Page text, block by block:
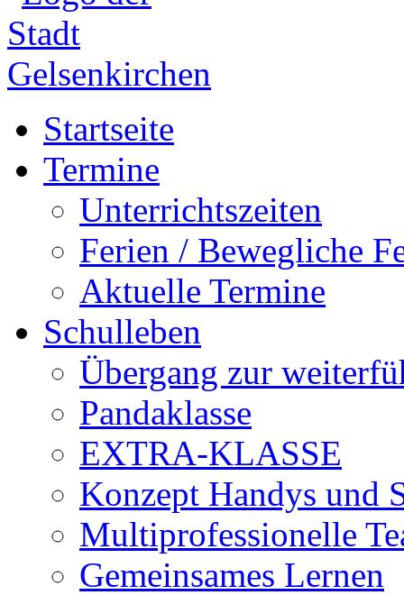
Startseite
Termine
Unterrichtszeiten
Ferien / Bewegliche
Aktuelle Termine
Schulleben
Übergang zur
Pandaklasse
EXTRA-KLASSE
Konzept Handys und
Multiprofessionelle
Gemeinsames Lernen